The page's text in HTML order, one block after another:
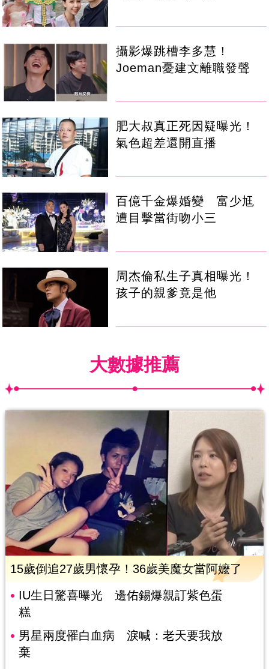
攝影爆跳槽李多慧！
Joeman憂建文離職發聲
肥大叔真正死因疑曝光！
氣色超差還開直播
百億千金爆婚變 富少尪
遭目擊當街吻小三
周杰倫私生子真相曝光！
孩子的親爹竟是他
大數據推薦
15歲倒追27歲男懷孕！36歲美魔女當阿嬤了
IU生日驚喜曝光 邊佑錫爆親訂紫色蛋
糕
男星兩度罹白血病 淚喊：老天要我放
棄